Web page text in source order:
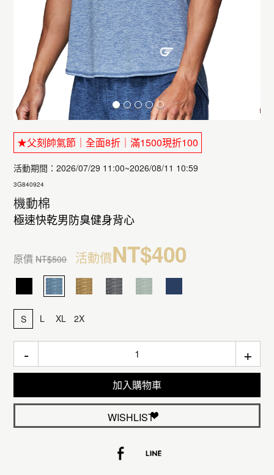
★父刻帥氣節｜全面8折｜滿1500現折100
活動期間：2026/07/29 11:00~2026/08/11 10:59
3G840924
機動棉
極速快乾男防臭健身背心
原價NT$500 活動價NT$400
S L XL 2X
- +
加入購物車
WISHLIST